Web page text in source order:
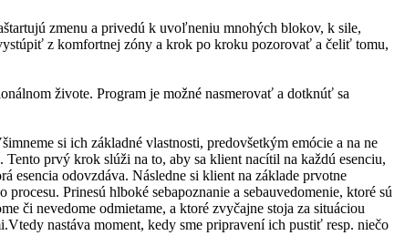
zmenu a privedú k uvoľneniu mnohých blokov, k sile,
z komfortnej zóny a krok po kroku pozorovať a čeliť tomu,
živote. Program je možné nasmerovať a dotknúť sa
si ich základné vlastnosti, predovšetkým emócie a na ne
prvý krok slúži na to, aby sa klient nacítil na každú esenciu,
esencia odovzdáva. Následne si klient na základe prvotne
Prinesú hlboké sebapoznanie a sebauvedomenie, ktoré sú
či nevedome odmietame, a ktoré zvyčajne stoja za situáciou
nastáva moment, kedy sme pripravení ich pustiť resp. niečo